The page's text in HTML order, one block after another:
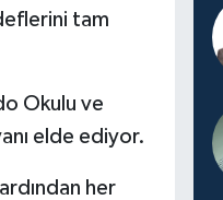
tam
Okulu ve
elde ediyor.
her